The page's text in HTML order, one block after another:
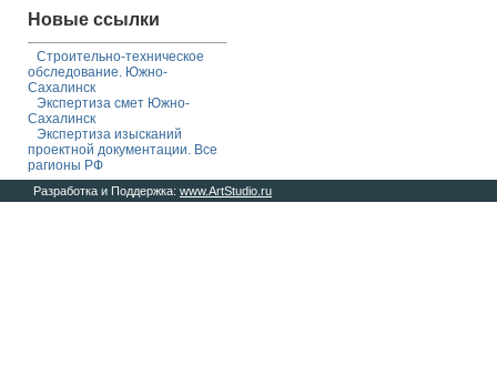
Новые ссылки
Строительно-техническое
обследование. Южно-
Сахалинск
Экспертиза смет Южно-
Сахалинск
Экспертиза изысканий
проектной документации. Все
рагионы РФ
Разработка и Поддержка: www.ArtStudio.ru